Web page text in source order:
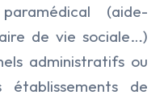
(aide-
de vie sociale…)
administratifs ou
établissements de